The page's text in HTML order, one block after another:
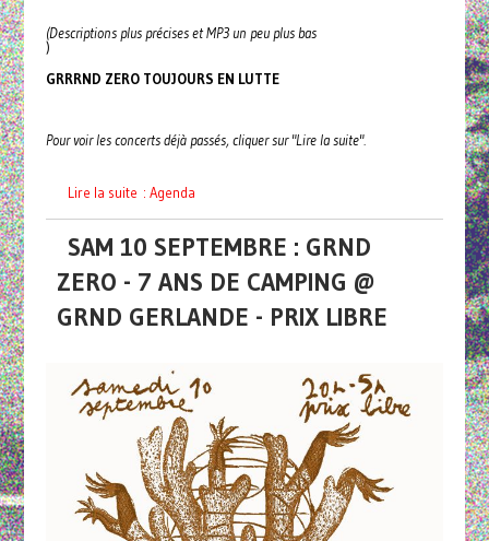
(Descriptions plus précises et MP3 un peu plus bas
)
GRRRND ZERO TOUJOURS EN LUTTE
Pour voir les concerts déjà passés, cliquer sur "Lire la suite".
Lire la suite : Agenda
SAM 10 SEPTEMBRE : GRND
ZERO - 7 ANS DE CAMPING @
GRND GERLANDE - PRIX LIBRE